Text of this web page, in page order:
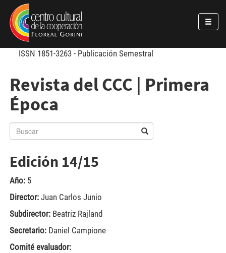
Pasar al contenido principal
Jump to main content
ISSN 1851-3263 - Publicación Semestral
Revista del CCC | Primera
Época
Edición 14/15
Año: 5
Director: Juan Carlos Junio
Subdirector: Beatriz Rajland
Secretario: Daniel Campione
Comité evaluador: